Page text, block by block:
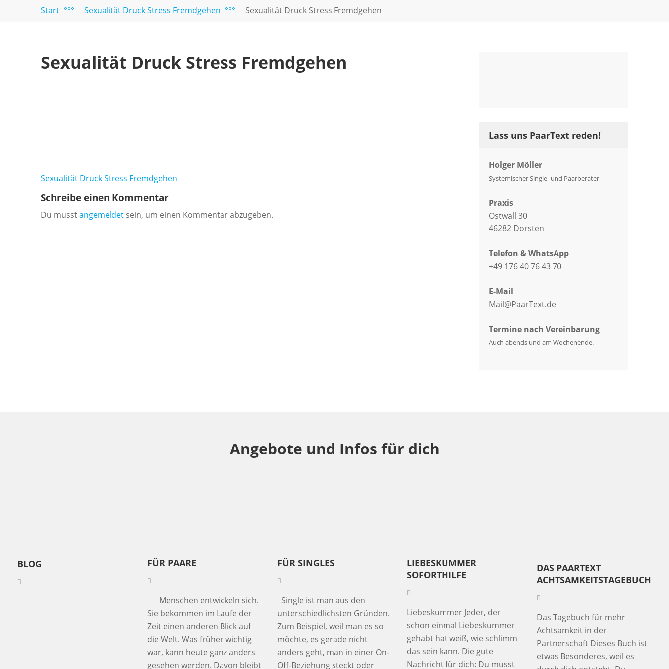
Start °°° Sexualität Druck Stress Fremdgehen °°° Sexualität Druck Stress Fremdgehen
Sexualität Druck Stress Fremdgehen
Beitragsnavigation
Sexualität Druck Stress Fremdgehen
Schreibe einen Kommentar
Du musstangemeldet sein, um einen Kommentar abzugeben.
Lass uns PaarText reden!
Holger Möller
Systemischer Single- und Paarberater
Praxis
Ostwall 30
46282 Dorsten
Telefon & WhatsApp
+49 176 40 76 43 70
E-Mail
Mail@PaarText.de
Termine nach Vereinbarung
Auch abends und am Wochenende.
Angebote und Infos für dich
BLOG FÜR PAARE
Menschen entwickeln sich.
Sie bekommen im Laufe der
Zeit einen anderen Blick auf
die Welt. Was früher wichtig
war, kann heute ganz anders
gesehen werden. Davon bleibt
FÜR SINGLES
Single ist man aus den
unterschiedlichsten Gründen.
Zum Beispiel, weil man es so
möchte, es gerade nicht
anders geht, man in einer On-
Off-Beziehung steckt oder
LIEBESKUMMER
SOFORTHILFE
Liebeskummer Jeder, der
schon einmal Liebeskummer
gehabt hat weiß, wie schlimm
das sein kann. Die gute
Nachricht für dich: Du musst
DAS PAARTEXT
ACHTSAMKEITSTAGEBUCH
Das Tagebuch für mehr
Achtsamkeit in der
Partnerschaft Dieses Buch ist
etwas Besonderes, weil es